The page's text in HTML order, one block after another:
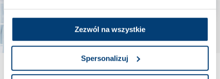
Zezwól na wszystkie
Spersonalizuj